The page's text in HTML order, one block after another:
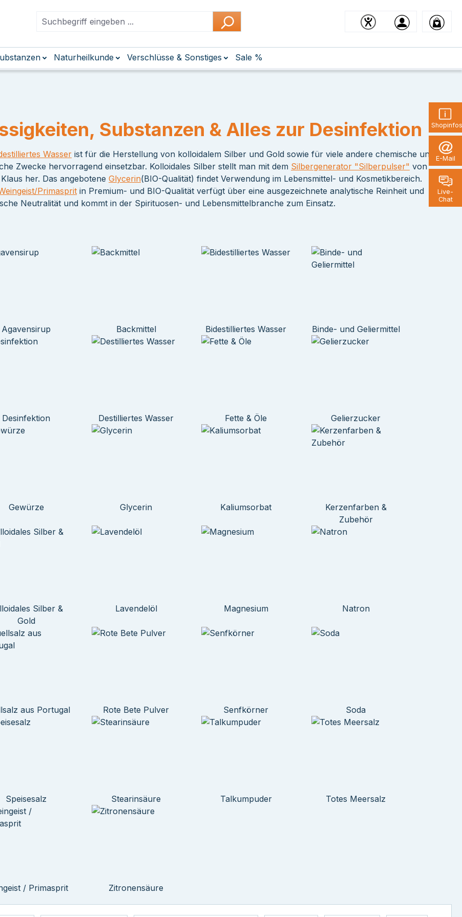
E-Mail
Live-
Chat
Naturheilkunde Verschlüsse & Sonstiges Sale %
Substanzen & Alles zur Desinfektion
Wasser ist für die Herstellung von kolloidalem Silber und Gold sowie für viele andere chemische und
Zwecke hervorragend einsetzbar. Kolloidales Silber stellt man mit dem Silbergenerator "Silberpulser" von
her. Das angebotene Glycerin(BIO-Qualität) findet Verwendung im Lebensmittel- und Kosmetikbereich.
Primasprit in Premium- und BIO-Qualität verfügt über eine ausgezeichnete analytische Reinheit und
Neutralität und kommt in der Spirituosen- und Lebensmittelbranche zum Einsatz.
Agavensirup Backmittel Bidestilliertes Wasser Binde- und Geliermittel
Desinfektion Destilliertes Wasser Fette & Öle Gelierzucker
Gewürze Glycerin Kaliumsorbat
Kerzenfarben &
Zubehör
Silber &
Gold
Lavendelöl Magnesium Natron
aus Portugal Rote Bete Pulver Senfkörner Soda
Speisesalz Stearinsäure Talkumpuder Totes Meersalz
/ Primasprit Zitronensäure